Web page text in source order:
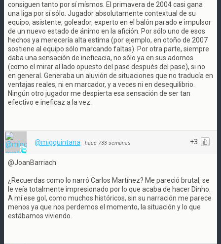
consiguen tanto por sí mísmos. El primavera de 2004 casi gana
una liga por sí sólo. Jugador absolutamente contextual de su
equipo, asistente, goleador, experto en el balón parado e impulsor
de un nuevo estado de ánimo en la afición. Por sólo uno de esos
hechos ya merecería alta estima (por ejemplo, en otoño de 2007
sostiene al equipo sólo marcando faltas). Por otra parte, siempre
daba una sensación de ineficacia, no sólo ya en sus adornos
(como el mirar al lado opuesto del pase después del pase), si no
en general. Generaba un aluvión de situaciones que no traducía en
ventajas reales, ni en marcador, y a veces ni en desequilibrio.
Ningún otro jugador me despierta esa sensación de ser tan
efectivo e ineficaz a la vez.
+3
@migquintana · hace 733 semanas
@JoanBarriach
¿Recuerdas como lo narró Carlos Martínez? Me pareció brutal, se
le veía totalmente impresionado por lo que acaba de hacer Dinho.
A mí ese gol, como muchos históricos, sin su narración me parece
menos ya que nos perdemos el momento, la situación y lo que
estábamos viviendo.